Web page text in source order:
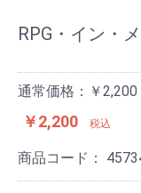
RPG・イン・
通常価格：￥2,200
￥2,200 税込
商品コード：